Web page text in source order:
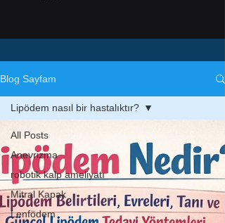
Blog Sayfam
All Posts
Anevrizma
robotik kalp ameliyatı
Mitral Kapak
Lenfödem
Lipödem nasıl bir hastalıktır?